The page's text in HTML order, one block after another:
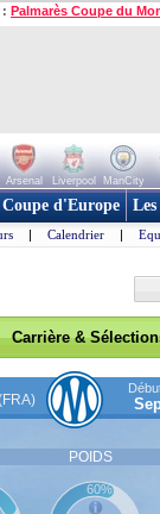
: Palmarès Coupe du
Arsenal Liverpool ManCity
Coupe d'Europe
| Calendrier |
Carrière &
POIDS
60%